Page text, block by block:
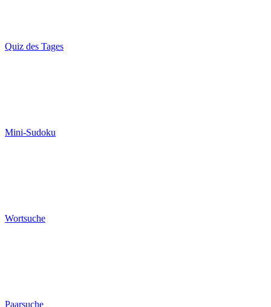
Quiz des Tages
Mini-Sudoku
Wortsuche
Paarsuche